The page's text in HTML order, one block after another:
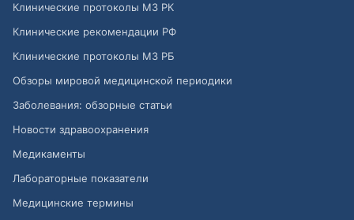
Клинические протоколы МЗ РК
Клинические рекомендации РФ
Клинические протоколы МЗ РБ
Обзоры мировой медицинской периодики
Заболевания: обзорные статьи
Новости здравоохранения
Медикаменты
Лабораторные показатели
Медицинские термины